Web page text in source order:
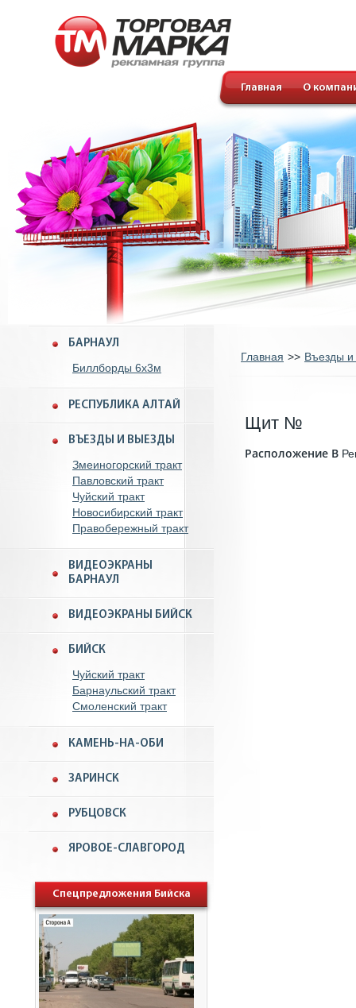
Главная О
БАРНАУЛ
Биллборды 6x3м
РЕСПУБЛИКА АЛТАЙ
ВЪЕЗДЫ И ВЫЕЗДЫ
Змеиногорский тракт
Павловский тракт
Чуйский тракт
Новосибирский тракт
Правобережный тракт
ВИДЕОЭКРАНЫ
БАРНАУЛ
ВИДЕОЭКРАНЫ БИЙСК
БИЙСК
Чуйский тракт
Барнаульский тракт
Смоленский тракт
КАМЕНЬ-НА-ОБИ
ЗАРИНСК
РУБЦОВСК
ЯРОВОЕ-СЛАВГОРОД
Спецпредложения Бийска
Главная >> Въезды
Щит №
Расположение B